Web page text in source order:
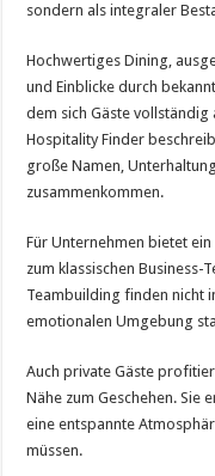
sondern als integraler
Hochwertiges Dining,
und Einblicke durch
dem sich Gäste
Hospitality Finder
große Namen,
zusammenkommen.
Für Unternehmen bietet
zum klassischen
Teambuilding finden nicht
emotionalen Umgebung
Auch private Gäste
Nähe zum Geschehen. Sie
eine entspannte
müssen.